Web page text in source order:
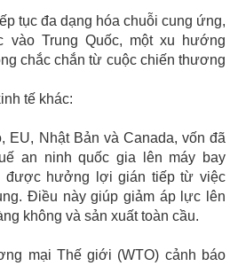
tục đa dạng hóa chuỗi cung ứng,
vào Trung Quốc, một xu hướng
chắc chắn từ cuộc chiến thương
tế khác:
EU, Nhật Bản và Canada, vốn đã
an ninh quốc gia lên máy bay
được hưởng lợi gián tiếp từ việc
Điều này giúp giảm áp lực lên
không và sản xuất toàn cầu.
mại Thế giới (WTO) cảnh báo